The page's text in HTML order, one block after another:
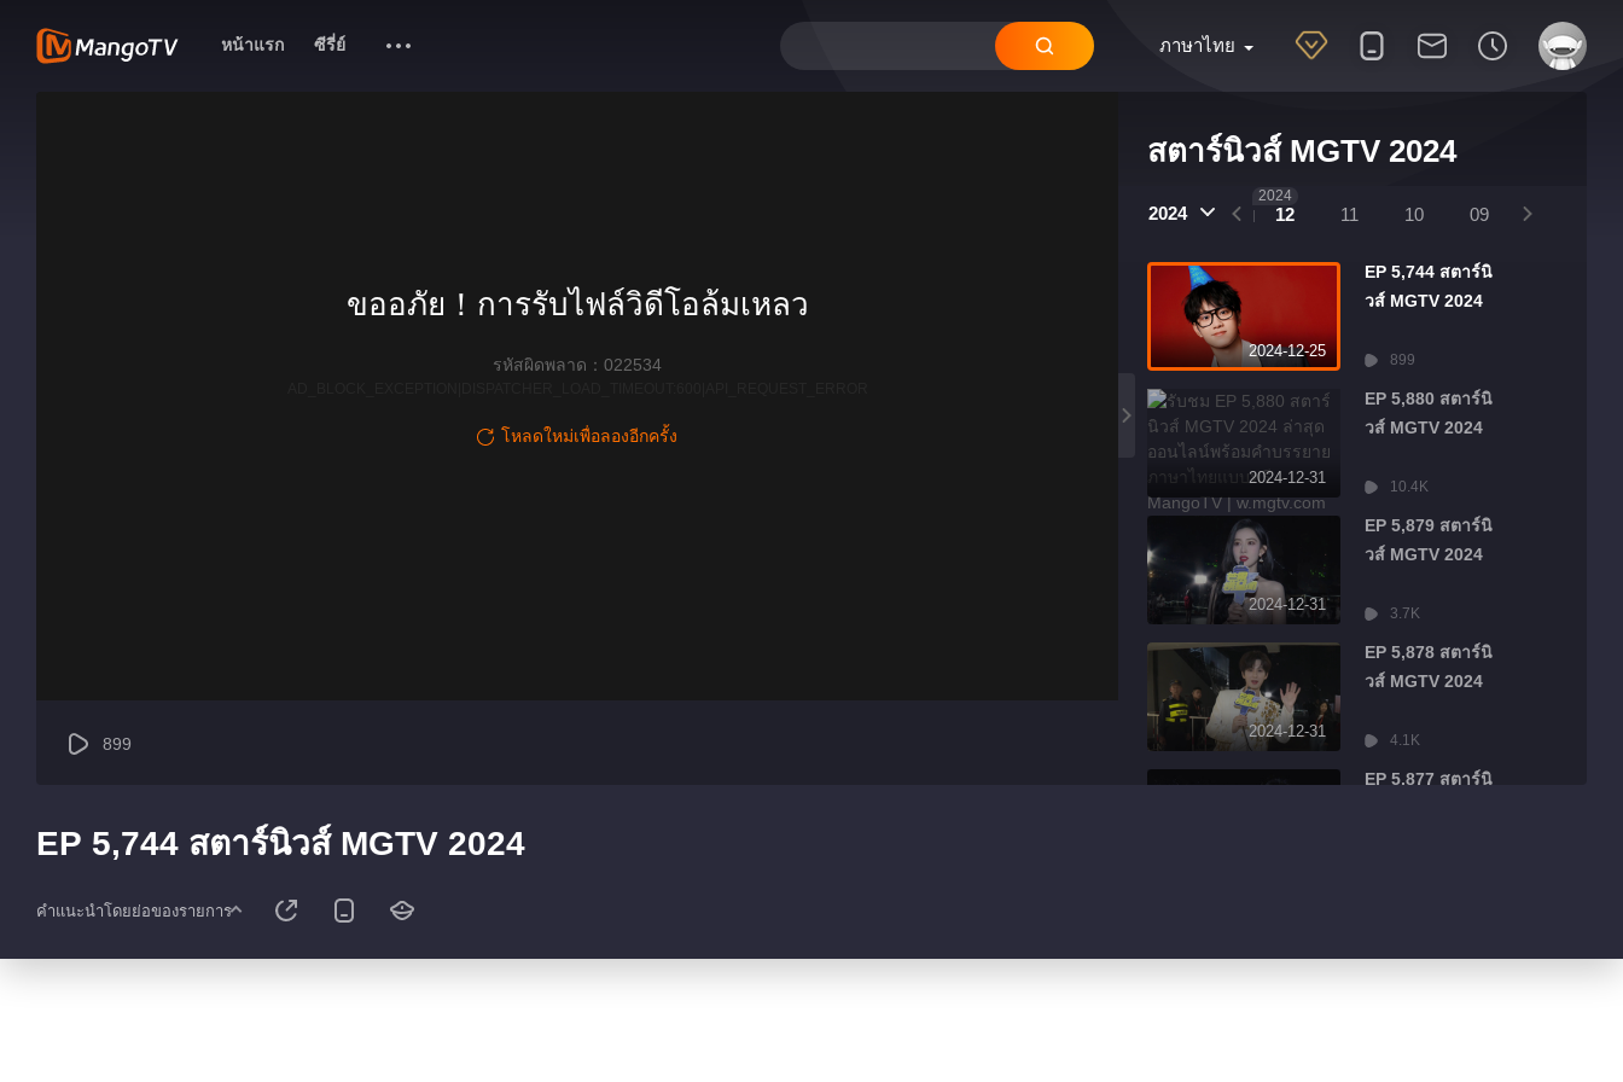
ภาษาไทย
หน้าแรก ซีรี่ย์
สตาร์นิวส์ MGTV 2024
2024 01 12
2024
11 10 09
2024-12-25
EP 5,744 สตาร์นิ
วส์ MGTV 2024
899
2024-12-31
EP 5,880 สตาร์นิ
วส์ MGTV 2024
10.4K
2024-12-31
EP 5,879 สตาร์นิ
วส์ MGTV 2024
3.7K
2024-12-31
EP 5,878 สตาร์นิ
วส์ MGTV 2024
4.1K
EP 5,877 สตาร์นิ
ขออภัย！การรับไฟล์วิดีโอล้มเหลว
รหัสผิดพลาด：022534
โหลดใหม่เพื่อลองอีกครั้ง
899
EP 5,744 สตาร์นิวส์ MGTV 2024
คำแนะนำโดยย่อของรายการ